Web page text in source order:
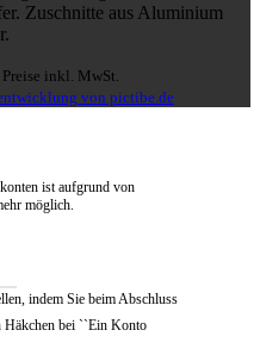
Zuschnitte aus Aluminium
inkl. MwSt.
von pictibe.de
ist aufgrund von
möglich.
indem Sie beim Abschluss
Häkchen bei ``Ein Konto